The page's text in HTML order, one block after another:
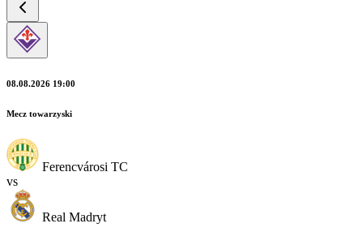
08.08.2026 19:00
Mecz towarzyski
Ferencvárosi TC
vs
Real Madryt